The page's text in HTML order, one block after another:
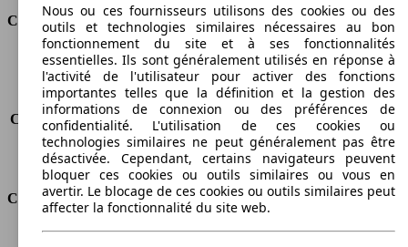
Consommation
Émissions de CO2*
126 g/km (komb.)
Consommation (ville)
-
Consommation (route)
-
Consommation (combinée)* 4.8 l/100km
Classe d'émissions
Euro 5
Capacité du réservoir
60 l
Classes d'assurance
Tous risques
-
Nous ou ces fournisseurs utilisons des cookies ou des
outils et technologies similaires nécessaires au bon
fonctionnement du site et à ses fonctionnalités
essentielles. Ils sont généralement utilisés en réponse à
l'activité de l'utilisateur pour activer des fonctions
importantes telles que la définition et la gestion des
informations de connexion ou des préférences de
confidentialité. L'utilisation de ces cookies ou
technologies similaires ne peut généralement pas être
désactivée. Cependant, certains navigateurs peuvent
bloquer ces cookies ou outils similaires ou vous en
avertir. Le blocage de ces cookies ou outils similaires peut
affecter la fonctionnalité du site web.